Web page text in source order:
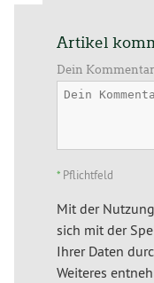
Artikel
Dein Kommentar
* Pflichtfeld
Mit der
sich mit der
Ihrer Daten
Weiteres